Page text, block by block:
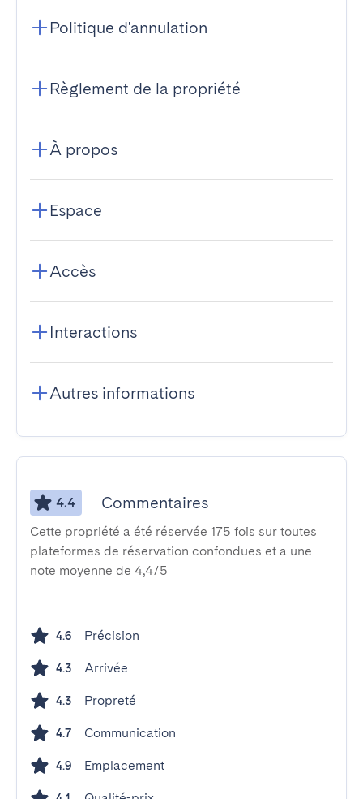
Politique d'annulation
Règlement de la propriété
À propos
Espace
Accès
Interactions
Autres informations
4.4 Commentaires
Cette propriété a été réservée 175 fois sur toutes
plateformes de réservation confondues et a une
note moyenne de 4,4/5
4.6 Précision
4.3 Arrivée
4.3 Propreté
4.7 Communication
4.9 Emplacement